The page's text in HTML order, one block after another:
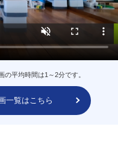
の平均時間は1～2分です。
一覧はこちら